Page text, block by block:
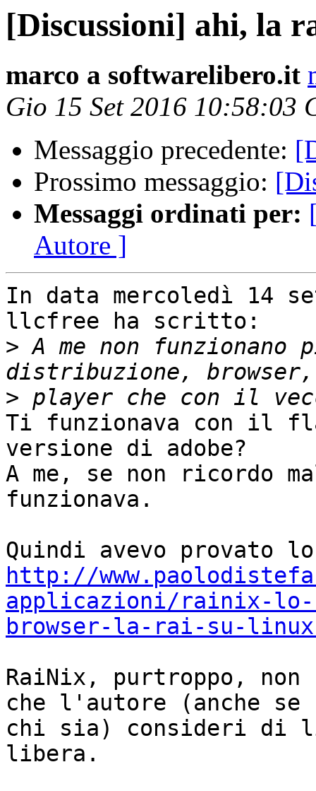
[Discussioni] ahi, la
marco a softwarelibero.it
Gio 15 Set 2016 10:58:03
Messaggio precedente:
Prossimo messaggio:
Messaggi ordinati per:
Autore ]
In data mercoledì 14
llcfree ha scritto:
> A me non
>
Ti funzionava con il
versione di adobe?
A me, se non ricordo
funzionava.
http://
applicazioni/rainix-lo-
browser-la-rai-su-
RaiNix, purtroppo,
che l'autore (anche se
chi sia) consideri di
libera.